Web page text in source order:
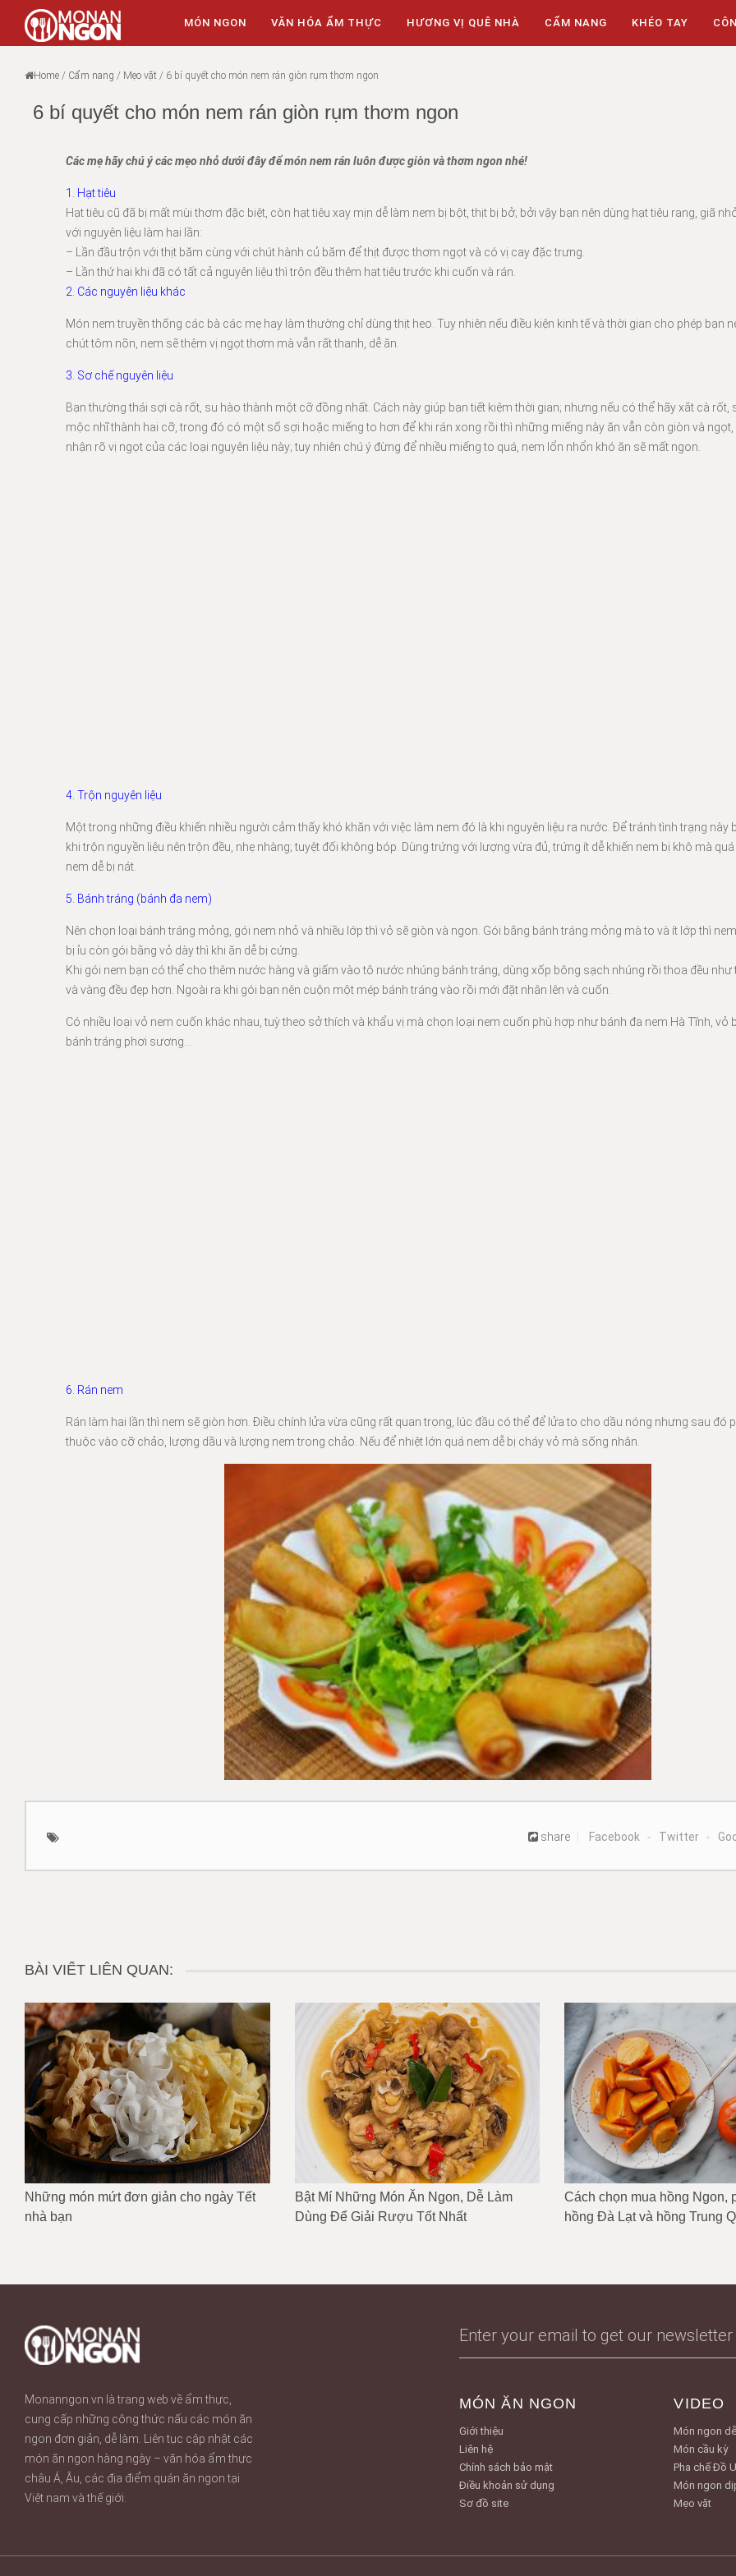
MÓN NGON VĂN HÓA ẨM THỰC HƯƠNG VỊ QUÊ NHÀ CẨM NANG KHÉO TAY
Home / Cẩm nang / Mẹo vặt / 6 bí quyết cho món nem rán giòn rụm thơm ngon ​
6 bí quyết cho món nem rán giòn rụm thơm ngon ​
Các mẹ hãy chú ý các mẹo nhỏ dưới đây để món nem rán luôn được giòn và thơm ngon nhé!
1. Hạt tiêu
Hạt tiêu cũ đã bị mất mùi thơm đặc biệt, còn hạt tiêu xay mịn dễ làm nem bị bột, thịt bị bở; bởi vậy bạn nên dùng hạt tiêu rang, giã
với nguyên liệu làm hai lần:
– Lần đầu trộn với thịt băm cùng với chút hành củ băm để thịt được thơm ngọt và có vị cay đặc trưng.
– Lần thứ hai khi đã có tất cả nguyên liệu thì trộn đều thêm hạt tiêu trước khi cuốn và rán.
2. Các nguyên liệu khác
Món nem truyền thống các bà các mẹ hay làm thường chỉ dùng thịt heo. Tuy nhiên nếu điều kiện kinh tế và thời gian cho phép bạn
chút tôm nõn, nem sẽ thêm vị ngọt thơm mà vẫn rất thanh, dễ ăn.
3. Sơ chế nguyên liệu
Bạn thường thái sợi cà rốt, su hào thành một cỡ đồng nhất. Cách này giúp bạn tiết kiệm thời gian; nhưng nếu có thể hãy xắt cà rốt,
mộc nhĩ thành hai cỡ, trong đó có một số sợi hoặc miếng to hơn để khi rán xong rồi thì những miếng này ăn vẫn còn giòn và ngọt,
nhận rõ vị ngọt của các loại nguyên liệu này; tuy nhiên chú ý đừng để nhiều miếng to quá, nem lổn nhổn khó ăn sẽ mất ngon.
4. Trộn nguyên liệu
Một trong những điều khiến nhiều người cảm thấy khó khăn với việc làm nem đó là khi nguyên liệu ra nước. Để tránh tình trạng này
khi trộn nguyền liệu nên trộn đều, nhẹ nhàng; tuyệt đối không bóp. Dùng trứng với lượng vừa đủ, trứng ít dễ khiến nem bị khô mà
nem dễ bị nát.
5. Bánh tráng (bánh đa nem)
Nên chọn loại bánh tráng mỏng, gói nem nhỏ và nhiều lớp thì vỏ sẽ giòn và ngon. Gói bằng bánh tráng mỏng mà to và ít lớp thì
bị ỉu còn gói bằng vỏ dày thì khi ăn dễ bị cứng.
Khi gói nem bạn có thể cho thêm nước hàng và giấm vào tô nước nhúng bánh tráng, dùng xốp bông sạch nhúng rồi thoa đều như
và vàng đều đẹp hơn. Ngoài ra khi gói bạn nên cuộn một mép bánh tráng vào rồi mới đặt nhân lên và cuốn.
Có nhiều loại vỏ nem cuốn khác nhau, tuỳ theo sở thích và khẩu vị mà chọn loại nem cuốn phù hợp như bánh đa nem Hà Tĩnh, vỏ
bánh tráng phơi sương…
6. Rán nem
Rán làm hai lần thì nem sẽ giòn hơn. Điều chính lửa vừa cũng rất quan trọng, lúc đầu có thể để lửa to cho dầu nóng nhưng sau đó
thuộc vào cỡ chảo, lượng dầu và lượng nem trong chảo. Nếu để nhiệt lớn quá nem dễ bị cháy vỏ mà sống nhân.
share Facebook Twitter
BÀI VIẾT LIÊN QUAN:
Những món mứt đơn giản cho ngày Tết
nhà bạn
Bật Mí Những Món Ăn Ngon, Dễ Làm
Dùng Để Giải Rượu Tốt Nhất
Cách chọn mua hồng Ngon,
hồng Đà Lạt và hồng Trung
Monanngon.vn là trang web về ẩm thực,
cung cấp những công thức nấu các món ăn
ngon đơn giản, dễ làm. Liên tục cập nhật các
món ăn ngon hàng ngày – văn hóa ẩm thực
châu Á, Âu, các địa điểm quán ăn ngon tại
Việt nam và thế giới.
MÓN ĂN NGON
Giới thiệu
Liên hệ
Chính sách bảo mật
Điều khoản sử dụng
Sơ đồ site
VIDEO
Món ngon
Món cầu kỳ
Pha chế Đồ
Món ngon
Mẹo vặt